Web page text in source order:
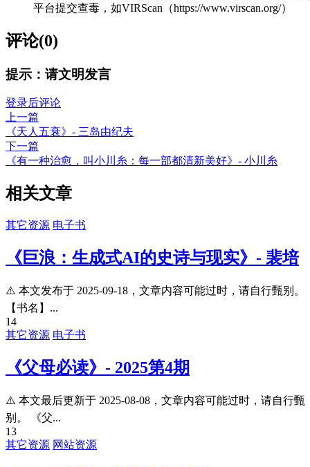
平台提交查毒，如VIRScan（https://www.virscan.org/）
评论(0)
提示：请文明发言
登录后评论
上一篇
《天人五衰》- 三岛由纪夫
下一篇
《有一种治愈，叫小川糸：每一部都清新美好》- 小川糸
相关文章
其它资源 电子书
《巨浪：生成式AI的史诗与现实》- 裴培
⚠️ 本文发布于 2025-09-18，文章内容可能过时，请自行甄别。
【书名】...
14
其它资源 电子书
《父母必读》- 2025第4期
⚠️ 本文最后更新于 2025-08-08，文章内容可能过时，请自行甄
别。 《父...
13
其它资源 网站资源